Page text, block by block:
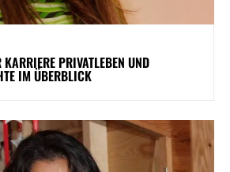
KARRIERE PRIVATLEBEN UND
IM ÜBERBLICK